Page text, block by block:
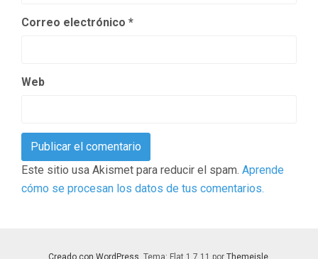
Correo electrónico *
Web
Este sitio usa Akismet para reducir el spam. Aprende
cómo se procesan los datos de tus comentarios.